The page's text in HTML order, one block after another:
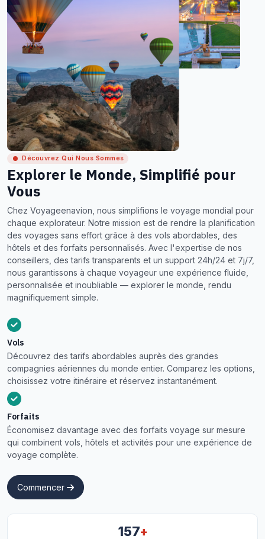
Découvrez Qui Nous Sommes
Explorer le Monde, Simplifié pour
Vous
Chez Voyageenavion, nous simplifions le voyage mondial pour
chaque explorateur. Notre mission est de rendre la planification
des voyages sans effort grâce à des vols abordables, des
hôtels et des forfaits personnalisés. Avec l'expertise de nos
conseillers, des tarifs transparents et un support 24h/24 et 7j/7,
nous garantissons à chaque voyageur une expérience fluide,
personnalisée et inoubliable — explorer le monde, rendu
magnifiquement simple.
Vols
Découvrez des tarifs abordables auprès des grandes
compagnies aériennes du monde entier. Comparez les options,
choisissez votre itinéraire et réservez instantanément.
Forfaits
Économisez davantage avec des forfaits voyage sur mesure
qui combinent vols, hôtels et activités pour une expérience de
voyage complète.
Commencer
157+